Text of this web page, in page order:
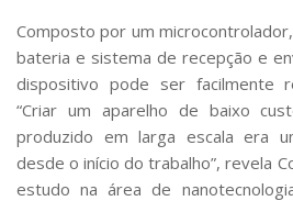
Composto por um
bateria e sistema de recepção e
dispositivo pode ser facilmente
“Criar um aparelho de baixo
produzido em larga escala era
desde o início do trabalho”, revela
estudo na área de